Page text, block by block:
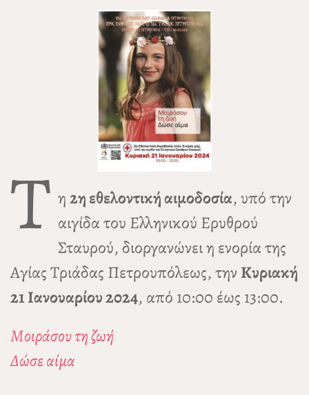
Τ η2η εθελοντική αιμοδοσία, υπό την
αιγίδα του Ελληνικού Ερυθρού
Σταυρού, διοργανώνει η ενορία της
Αγίας Τριάδας Πετρουπόλεως, την Κυριακή
21 Ιανουαρίου 2024, από 10:00 έως 13:00.
Μοιράσου τη ζωή
Δώσε αίμα